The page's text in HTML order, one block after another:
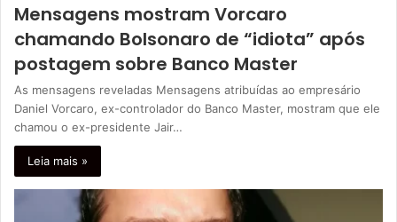
Mensagens mostram Vorcaro
chamando Bolsonaro de “idiota” após
postagem sobre Banco Master
As mensagens reveladas Mensagens atribuídas ao empresário
Daniel Vorcaro, ex-controlador do Banco Master, mostram que ele
chamou o ex-presidente Jair…
Leia mais »